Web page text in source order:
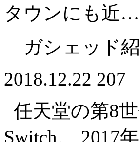
タウンにも近…
ガシェッド
2018.12.22 207
任天堂の第8
Switch。 2017